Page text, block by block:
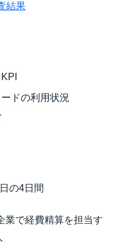
結果
ドの利用状況
の4日間
業で経費精算を担当す